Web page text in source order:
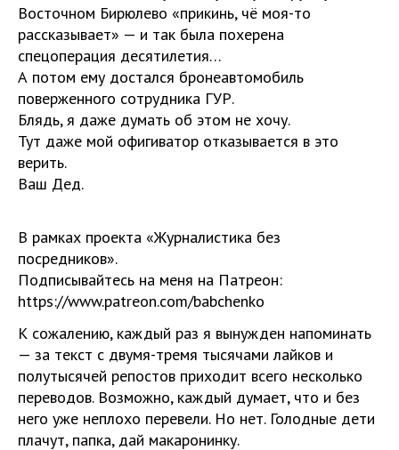
Восточном Бирюлево «прикинь, чё моя-то
рассказывает» — и так была похерена
спецоперация десятилетия…
А потом ему достался бронеавтомобиль
поверженного сотрудника ГУР.
Блядь, я даже думать об этом не хочу.
Тут даже мой офигиватор отказывается в это
верить.
Ваш Дед.
В рамках проекта «Журналистика без
посредников».
Подписывайтесь на меня на Патреон:
https://www.patreon.com/babchenko
К сожалению, каждый раз я вынужден напоминать
— за текст с двумя-тремя тысячами лайков и
полутысячей репостов приходит всего несколько
переводов. Возможно, каждый думает, что и без
него уже неплохо перевели. Но нет. Голодные дети
плачут, папка, дай макаронинку.